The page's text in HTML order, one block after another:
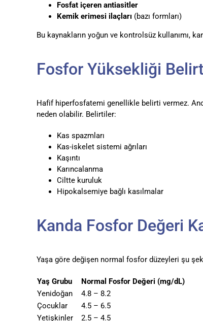
Fosfat içeren antiasitler
Kemik erimesi ilaçları(bazı formları)
Bu kaynakların yoğun ve kontrolsüz kullanımı,
Fosfor Yüksekliği
Hafif hiperfosfatemi genellikle belirti vermez.
neden olabilir. Belirtiler:
Kas spazmları
Kas-iskelet sistemi ağrıları
Kaşıntı
Karıncalanma
Ciltte kuruluk
Hipokalsemiye bağlı kasılmalar
Kanda Fosfor Değeri
Yaşa göre değişen normal fosfor düzeyleri şu
Yaş Grubu
Normal Fosfor Değeri (mg/dL)
Yenidoğan
4.8 – 8.2
Çocuklar
4.5 – 6.5
Yetişkinler
2.5 – 4.5